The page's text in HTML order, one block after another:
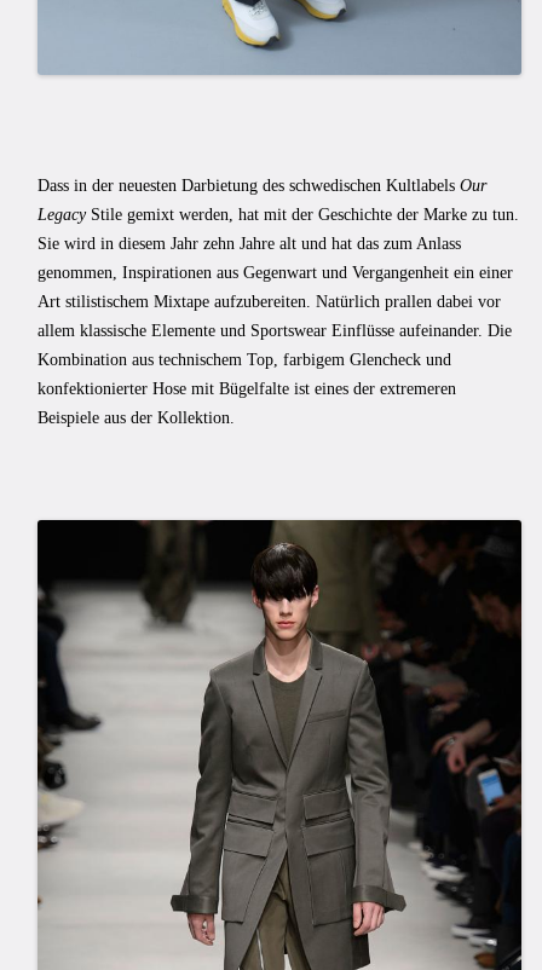
Dass in der neuesten Darbietung des schwedischen Kultlabels Our
LegacyStile gemixt werden, hat mit der Geschichte der Marke zu tun.
Sie wird in diesem Jahr zehn Jahre alt und hat das zum Anlass
genommen, Inspirationen aus Gegenwart und Vergangenheit ein einer
Art stilistischem Mixtape aufzubereiten. Natürlich prallen dabei vor
allem klassische Elemente und Sportswear Einflüsse aufeinander. Die
Kombination aus technischem Top, farbigem Glencheck und
konfektionierter Hose mit Bügelfalte ist eines der extremeren
Beispiele aus der Kollektion.